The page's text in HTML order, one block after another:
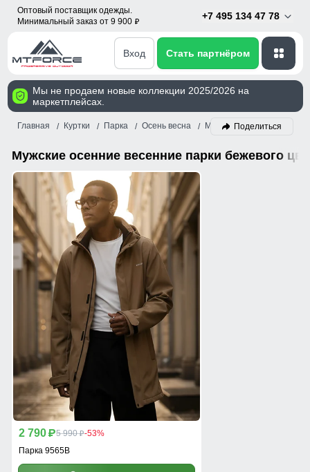
Оптовый поставщик одежды.
Минимальный заказ от 9 900 p
+7 495 134 47 78
Вход Стать партнёром
Мы не продаем новые коллекции 2025/2026 на
маркетплейсах.
Главная Куртки Парка Осень весна Мужской Бежевый
Поделиться
Мужские осенние весенние парки бежевого
2 790 p5 990 p-53%
Парка 9565B